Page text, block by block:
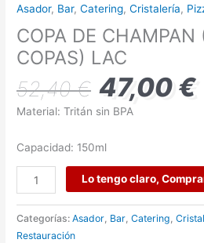
Asador, Bar,Catering,Cristalería,
COPA DE CHAMPAN
COPAS) LAC
52,40€ 47,00 €
Material: Tritán sin BPA
Capacidad: 150ml
Lo tengo claro,
Categorías:Asador, Bar,Catering,
Restauración